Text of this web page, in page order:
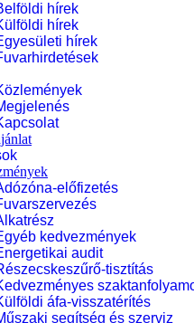
hírek
hírek
hírek
előfizetés
kedvezmények
audit
tisztítás
áfa-visszatérítés
segítség és szerviz